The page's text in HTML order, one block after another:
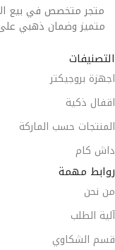
متجر متخصص في بيع
متميز وضمان ذهبي على
التصنيفات
اجهزة بروجيكتر
اقفال ذكية
المنتجات حسب الماركة
داش كام
روابط مهمة
من نحن
آلية الطلب
قسم الشكاوي